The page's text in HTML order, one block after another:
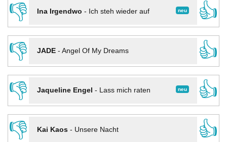
👎
neu
Ina Irgendwo - Ich steh wieder auf
👍
👎
JADE- Angel Of My Dreams
👍
👎
neu
Jaqueline Engel - Lass mich raten
👍
👎
Kai Kaos- Unsere Nacht
👍